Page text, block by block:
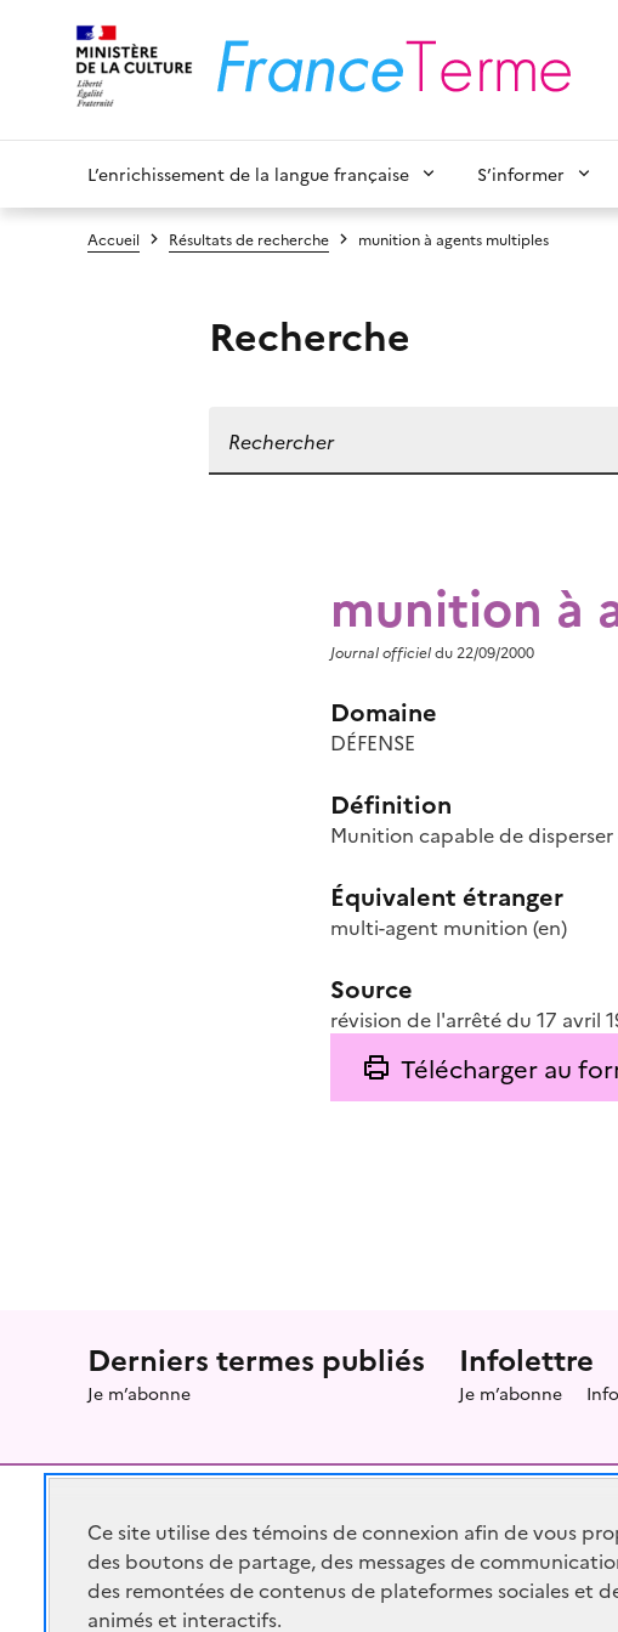
L’enrichissement de la langue française S’informer
Accueil Résultats de recherche munition à agents multiples
Recherche
munition à
Journal officieldu 22/09/2000
Domaine
DÉFENSE
Définition
Munition capable de
Équivalent étranger
multi-agent munition (en)
Source
révision de l'arrêté du 17 avril
Télécharger au
Menu prefooter
Derniers termes publiés
Je m’abonne
Infolettre
Je m’abonne
RÉPUBLIQUE
FRANÇAISE
Ce site utilise des témoins de connexion afin de vous
des boutons de partage, des messages de
des remontées de contenus de plateformes sociales et
animés et interactifs.